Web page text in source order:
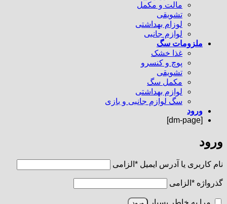
مالت و مکمل
تشویقی
لوزام بهداشتی
لوازم جانبی
ملزومات سگ
غذا خشک
پوچ و کنسرو
تشویقی
مکمل سگ
لوازم بهداشتی
سگ لوازم جانبی و بازی
ورود
[dm-page]
ورود
نام کاربری یا آدرس ایمیل * الزامی
گذرواژه * الزامی
مرا به خاطر بسپار